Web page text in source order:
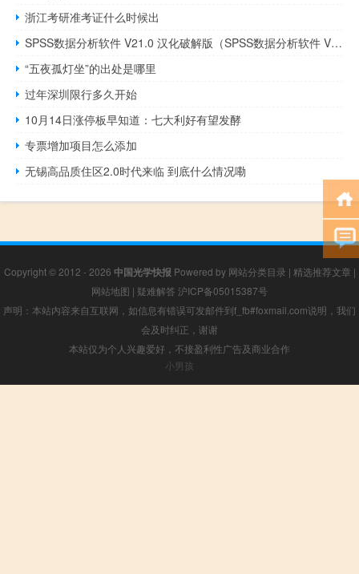
浙江考研准考证什么时候出
SPSS数据分析软件 V21.0 汉化破解版（SPSS数据分析软件 V21.0 汉化破解版功能简介）
“五夜孤灯坐”的出处是哪里
过年深圳限行多久开始
10月14日涨停板早知道：七大利好有望发酵
专票增加项目怎么添加
无锡高品质住区2.0时代来临 到底什么情况嘞
Copyright © 2012 - 2026 中国光学快报 Powered by 网站分类目录 | 精选推荐文章 |
网站地图 | 疑难解答 沪ICP备05015387号
声明：本站内容来自互联网，如信息有错误可发邮件到f_fb#foxmail.com说明，我们
会及时纠正，谢谢
本站仅为个人兴趣爱好，不接盈利性广告及商业合作
小男孩